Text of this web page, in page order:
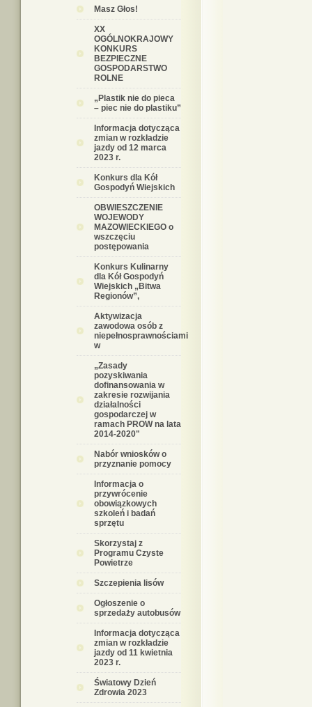
Masz Głos!
XX
OGÓLNOKRAJOWY
KONKURS
BEZPIECZNE
GOSPODARSTWO
ROLNE
„Plastik nie do pieca
– piec nie do plastiku”
Informacja dotycząca
zmian w rozkładzie
jazdy od 12 marca
2023 r.
Konkurs dla Kół
Gospodyń Wiejskich
OBWIESZCZENIE
WOJEWODY
MAZOWIECKIEGO o
wszczęciu
postępowania
Konkurs Kulinarny
dla Kół Gospodyń
Wiejskich „Bitwa
Regionów”,
Aktywizacja
zawodowa osób z
niepełnosprawnościami
w
„Zasady
pozyskiwania
dofinansowania w
zakresie rozwijania
działalności
gospodarczej w
ramach PROW na lata
2014-2020"
Nabór wniosków o
przyznanie pomocy
Informacja o
przywrócenie
obowiązkowych
szkoleń i badań
sprzętu
Skorzystaj z
Programu Czyste
Powietrze
Szczepienia lisów
Ogłoszenie o
sprzedaży autobusów
Informacja dotycząca
zmian w rozkładzie
jazdy od 11 kwietnia
2023 r.
Światowy Dzień
Zdrowia 2023